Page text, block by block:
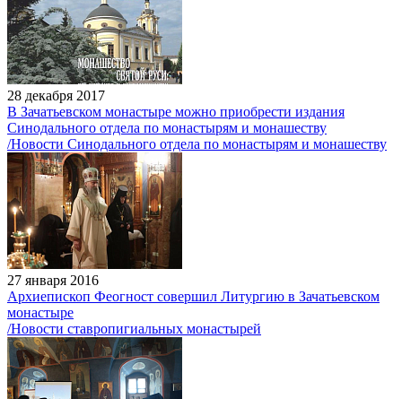
28 декабря 2017
В Зачатьевском монастыре можно приобрести издания
Синодального отдела по монастырям и монашеству
/Новости Синодального отдела по монастырям и монашеству
27 января 2016
Архиепископ Феогност совершил Литургию в Зачатьевском
монастыре
/Новости ставропигиальных монастырей